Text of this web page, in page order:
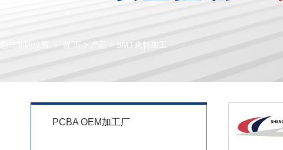
您当前的位置 ： 首 页 > 产品 > SMT来料加工
PCBA OEM加工厂